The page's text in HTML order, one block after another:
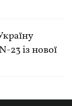
23 із нової